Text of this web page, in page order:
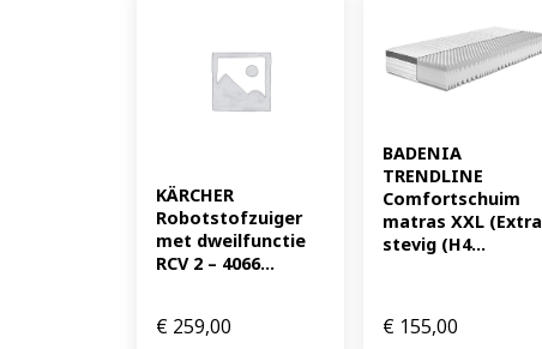
KÄRCHER
Robotstofzuiger
met dweilfunctie
RCV 2 – 4066...
€ 259,00
BADENIA
TRENDLINE
Comfortschuim
matras XXL (Extra
stevig (H4...
€155,00